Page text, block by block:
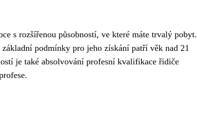
s rozšířenou působností, ve které máte trvalý pobyt.
podmínky pro jeho získání patří věk nad 21
je také absolvování profesní kvalifikace řidiče